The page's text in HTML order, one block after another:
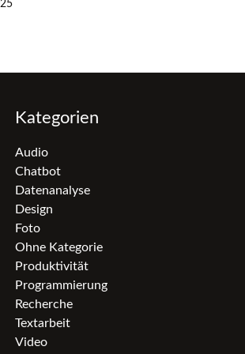
Kategorien
Audio
Chatbot
Datenanalyse
Design
Foto
Ohne Kategorie
Produktivität
Programmierung
Recherche
Textarbeit
Video